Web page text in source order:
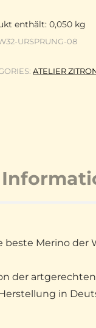
enthält: 0,050 kg
URSPRUNG-08
ATELIER
beste Merino der
der
in